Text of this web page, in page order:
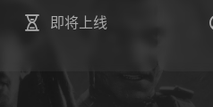
即将上线